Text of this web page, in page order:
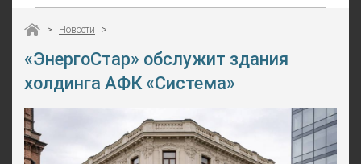
> Новости >
«ЭнергоСтар» обслужит здания
холдинга АФК «Система»